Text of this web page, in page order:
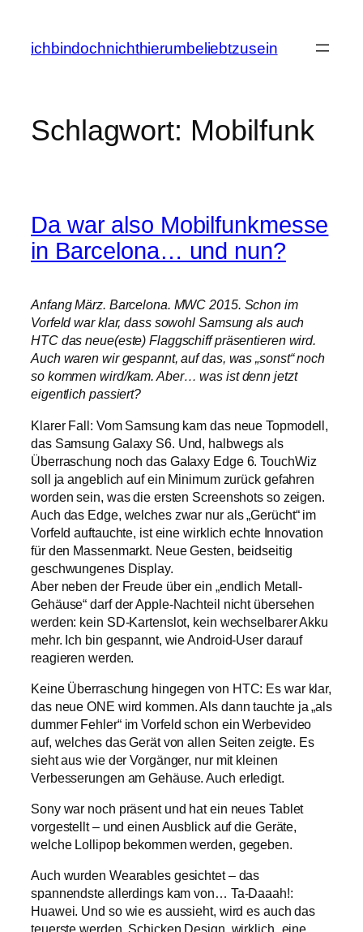
springen
ichbindochnichthierumbeliebtzusein
Schlagwort: Mobilfunk
Da war also Mobilfunkmesse
in Barcelona… und nun?
Anfang März. Barcelona. MWC 2015. Schon im
Vorfeld war klar, dass sowohl Samsung als auch
HTC das neue(este) Flaggschiff präsentieren wird.
Auch waren wir gespannt, auf das, was „sonst“ noch
so kommen wird/kam. Aber… was ist denn jetzt
eigentlich passiert?
Klarer Fall: Vom Samsung kam das neue Topmodell,
das Samsung Galaxy S6. Und, halbwegs als
Überraschung noch das Galaxy Edge 6. TouchWiz
soll ja angeblich auf ein Minimum zurück gefahren
worden sein, was die ersten Screenshots so zeigen.
Auch das Edge, welches zwar nur als „Gerücht“ im
Vorfeld auftauchte, ist eine wirklich echte Innovation
für den Massenmarkt. Neue Gesten, beidseitig
geschwungenes Display.
Aber neben der Freude über ein „endlich Metall-
Gehäuse“ darf der Apple-Nachteil nicht übersehen
werden: kein SD-Kartenslot, kein wechselbarer Akku
mehr. Ich bin gespannt, wie Android-User darauf
reagieren werden.
Keine Überraschung hingegen von HTC: Es war klar,
das neue ONE wird kommen. Als dann tauchte ja „als
dummer Fehler“ im Vorfeld schon ein Werbevideo
auf, welches das Gerät von allen Seiten zeigte. Es
sieht aus wie der Vorgänger, nur mit kleinen
Verbesserungen am Gehäuse. Auch erledigt.
Sony war noch präsent und hat ein neues Tablet
vorgestellt – und einen Ausblick auf die Geräte,
welche Lollipop bekommen werden, gegeben.
Auch wurden Wearables gesichtet – das
spannendste allerdings kam von… Ta-Daaah!:
Huawei. Und so wie es aussieht, wird es auch das